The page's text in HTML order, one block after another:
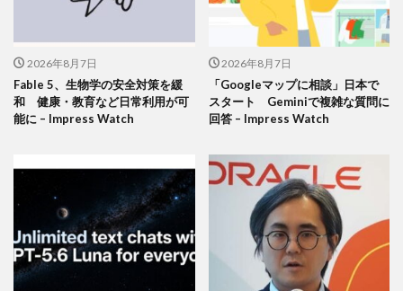
2026年8月7日
Fable 5、生物学の安全対策を緩
和 健康・教育など日常利用が可
能に – Impress Watch
2026年8月7日
「Googleマップに相談」日本で
スタート Geminiで複雑な質問に
回答 – Impress Watch